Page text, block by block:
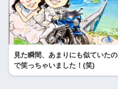
見た瞬間、あまりにも似ていたの
で笑っちゃいました！(笑)